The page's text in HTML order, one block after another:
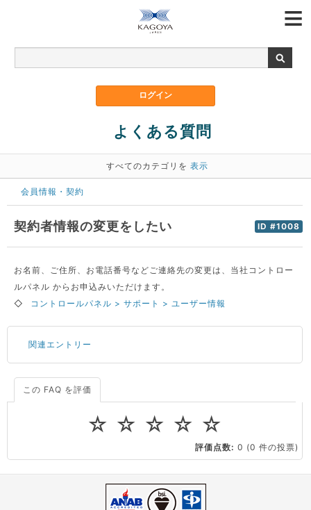
よくある質問
すべてのカテゴリを 表示
会員情報・契約
ID #1008
契約者情報の変更をしたい
お名前、ご住所、お電話番号などご連絡先の変更は、当社コントロー
ルパネル からお申込みいただけます。
◇
コントロールパネル > サポート > ユーザー情報
関連エントリー
サーバーが重いので調査してほしい
CPUやメモリをアップグレードしたい
この FAQ を評価
☆
☆
☆
☆
☆
評価点数: 0 (0 件の投票)